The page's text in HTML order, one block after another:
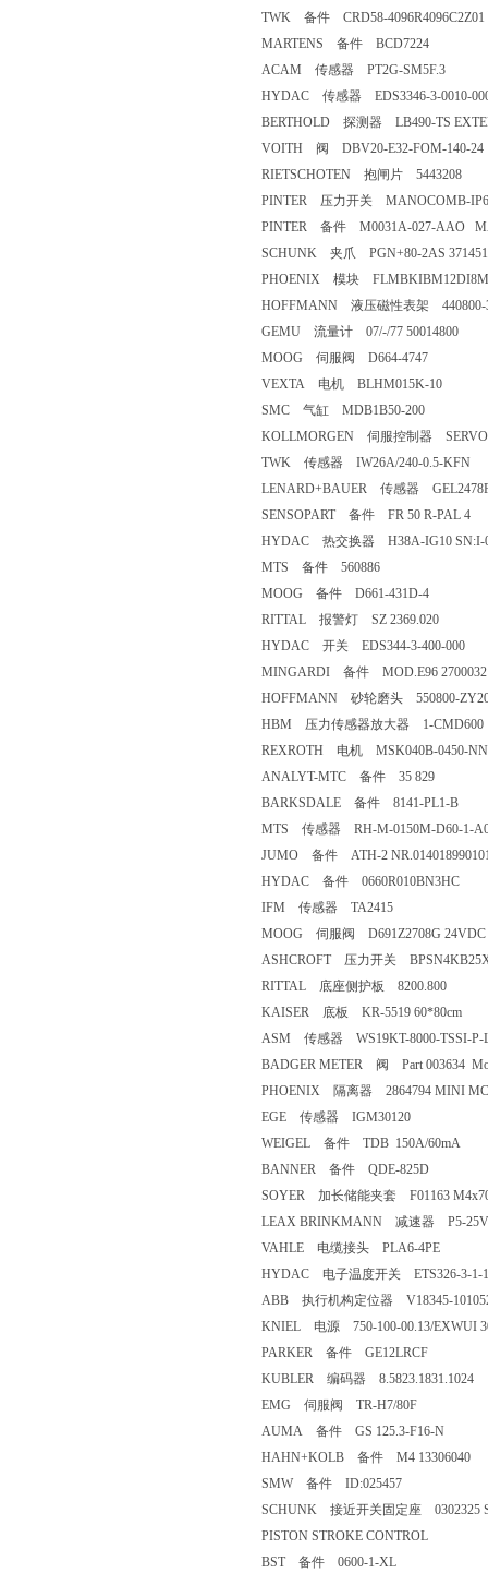
TWK 备件 CRD58-4096R4096C2Z01
MARTENS 备件 BCD7224
ACAM 传感器 PT2G-SM5F.3
HYDAC 传感器 EDS3346-3-0010-
BERTHOLD 探测器 LB490-TS
VOITH 阀 DBV20-E32-FOM-140-24
RIETSCHOTEN 抱闸片 5443208
PINTER 压力开关 MANOCOMB-
PINTER 备件 M0031A-027-AAO
SCHUNK 夹爪 PGN+80-2AS 371451
PHOENIX 模块
HOFFMANN 液压磁性表架 440800-
GEMU 流量计 07/-/77 50014800
MOOG 伺服阀 D664-4747
VEXTA 电机 BLHM015K-10
SMC 气缸 MDB1B50-200
KOLLMORGEN 伺服控制器
TWK 传感器 IW26A/240-0.5-KFN
LENARD+BAUER 传感器
SENSOPART 备件 FR 50 R-PAL 4
HYDAC 热交换器 H38A-IG10 SN:I-
MTS 备件 560886
MOOG 备件 D661-431D-4
RITTAL 报警灯 SZ 2369.020
HYDAC 开关 EDS344-3-400-000
MINGARDI 备件 MOD.E96 2700032
HOFFMANN 砂轮磨头 550800-
HBM 压力传感器放大器 1-CMD600
REXROTH 电机 MSK040B-0450-
ANALYT-MTC 备件 35 829
BARKSDALE 备件 8141-PL1-B
MTS 传感器 RH-M-0150M-D60-1-
JUMO 备件 ATH-2
HYDAC 备件 0660R010BN3HC
IFM 传感器 TA2415
MOOG 伺服阀 D691Z2708G 24VDC
ASHCROFT 压力开关
RITTAL 底座侧护板 8200.800
KAISER 底板 KR-5519 60*80cm
ASM 传感器 WS19KT-8000-TSSI-P-
BADGER METER 阀 Part 003634
PHOENIX 隔离器 2864794 MINI
EGE 传感器 IGM30120
WEIGEL 备件 TDB 150A/60mA
BANNER 备件 QDE-825D
SOYER 加长储能夹套 F01163
LEAX BRINKMANN 减速器 P5-25V
VAHLE 电缆接头 PLA6-4PE
HYDAC 电子温度开关 ETS326-3-1-
ABB 执行机构定位器 V18345-
KNIEL 电源 750-100-00.13/EXWUI
PARKER 备件 GE12LRCF
KUBLER 编码器 8.5823.1831.1024
EMG 伺服阀 TR-H7/80F
AUMA 备件 GS 125.3-F16-N
HAHN+KOLB 备件 M4 13306040
SMW 备件 ID:025457
SCHUNK 接近开关固定座 0302325
PISTON STROKE CONTROL
BST 备件 0600-1-XL